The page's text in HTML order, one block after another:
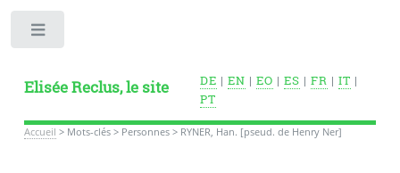
Elisée Reclus, le site DE | EN | EO | ES | FR | IT |
PT
Accueil > Mots-clés> Personnes> RYNER, Han. [pseud. de Henry Ner]